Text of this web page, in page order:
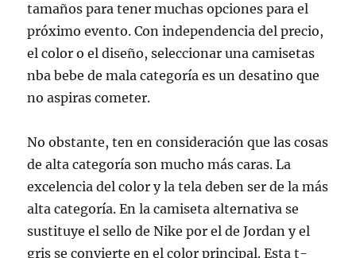
tamaños para tener muchas opciones para el
próximo evento. Con independencia del precio,
el color o el diseño, seleccionar una camisetas
nba bebe de mala categoría es un desatino que
no aspiras cometer.
No obstante, ten en consideración que las cosas
de alta categoría son mucho más caras. La
excelencia del color y la tela deben ser de la más
alta categoría. En la camiseta alternativa se
sustituye el sello de Nike por el de Jordan y el
gris se convierte en el color principal. Esta t-